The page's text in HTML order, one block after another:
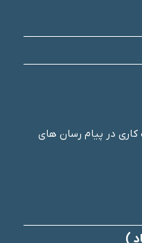
در پیام رسان های
)